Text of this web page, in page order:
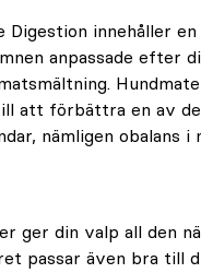
Digestion innehåller en
anpassade efter
att förbättra en av
nämligen obalans i
ger din valp all den
passar även bra till